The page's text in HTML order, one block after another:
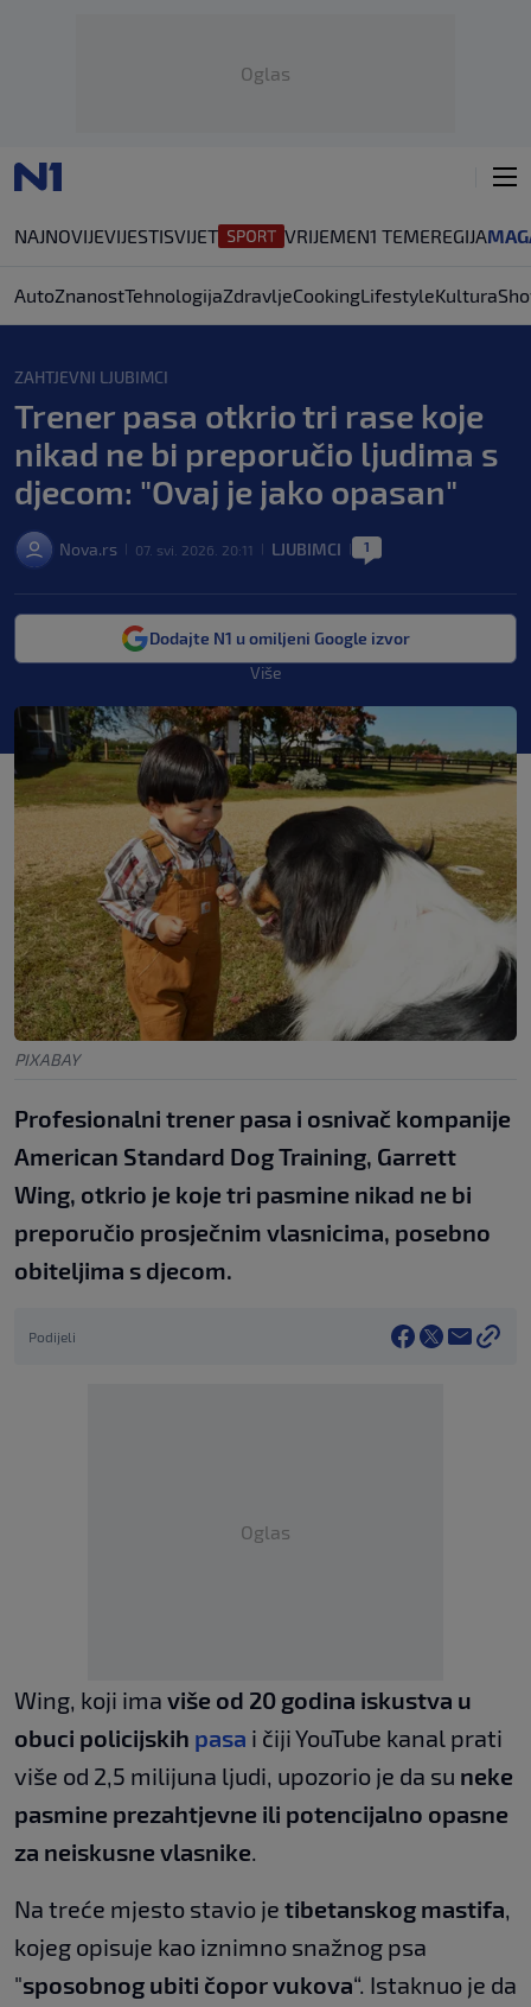
Oglas
NAJNOVIJEVIJESTISVIJET VRIJEMEN1 TEMEREGIJA
AutoZnanostTehnologijaZdravljeCookingLifestyleKultura
ZAHTJEVNI LJUBIMCI
Trener pasa otkrio tri rase koje
nikad ne bi preporučio ljudima s
djecom: "Ovaj je jako opasan"
Nova.rs 07. svi. 2026. 20:11 LJUBIMCI 1
Dodajte N1 u omiljeni Google izvor
Više
PIXABAY
Profesionalni trener pasa i osnivač kompanije
American Standard Dog Training, Garrett
Wing, otkrio je koje tri pasmine nikad ne bi
preporučio prosječnim vlasnicima, posebno
obiteljima s djecom.
Podijeli
Oglas
Wing, koji ima više od 20 godina iskustva u
obuci policijskih pasa i čiji YouTube kanal prati
više od 2,5 milijuna ljudi, upozorio je da su neke
pasmine prezahtjevne ili potencijalno opasne
za neiskusne vlasnike
Na treće mjesto stavio je tibetanskog mastifa
kojeg opisuje kao iznimno snažnog psa
"sposobnog ubiti čopor vukova“. Istaknuo je da